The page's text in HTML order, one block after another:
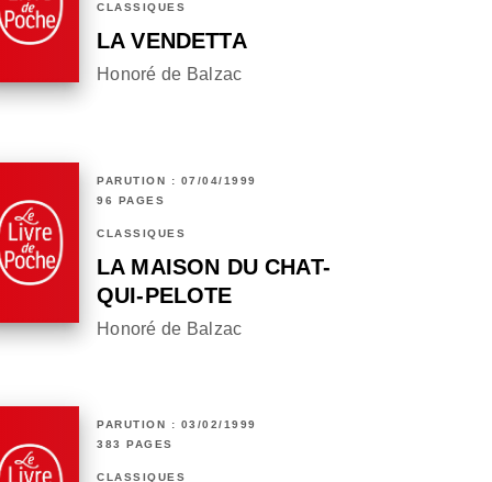
CLASSIQUES
LA VENDETTA
Honoré de Balzac
PARUTION : 07/04/1999
96 PAGES
CLASSIQUES
LA MAISON DU CHAT-
QUI-PELOTE
Honoré de Balzac
PARUTION : 03/02/1999
383 PAGES
CLASSIQUES